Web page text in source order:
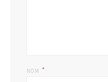
NOM *